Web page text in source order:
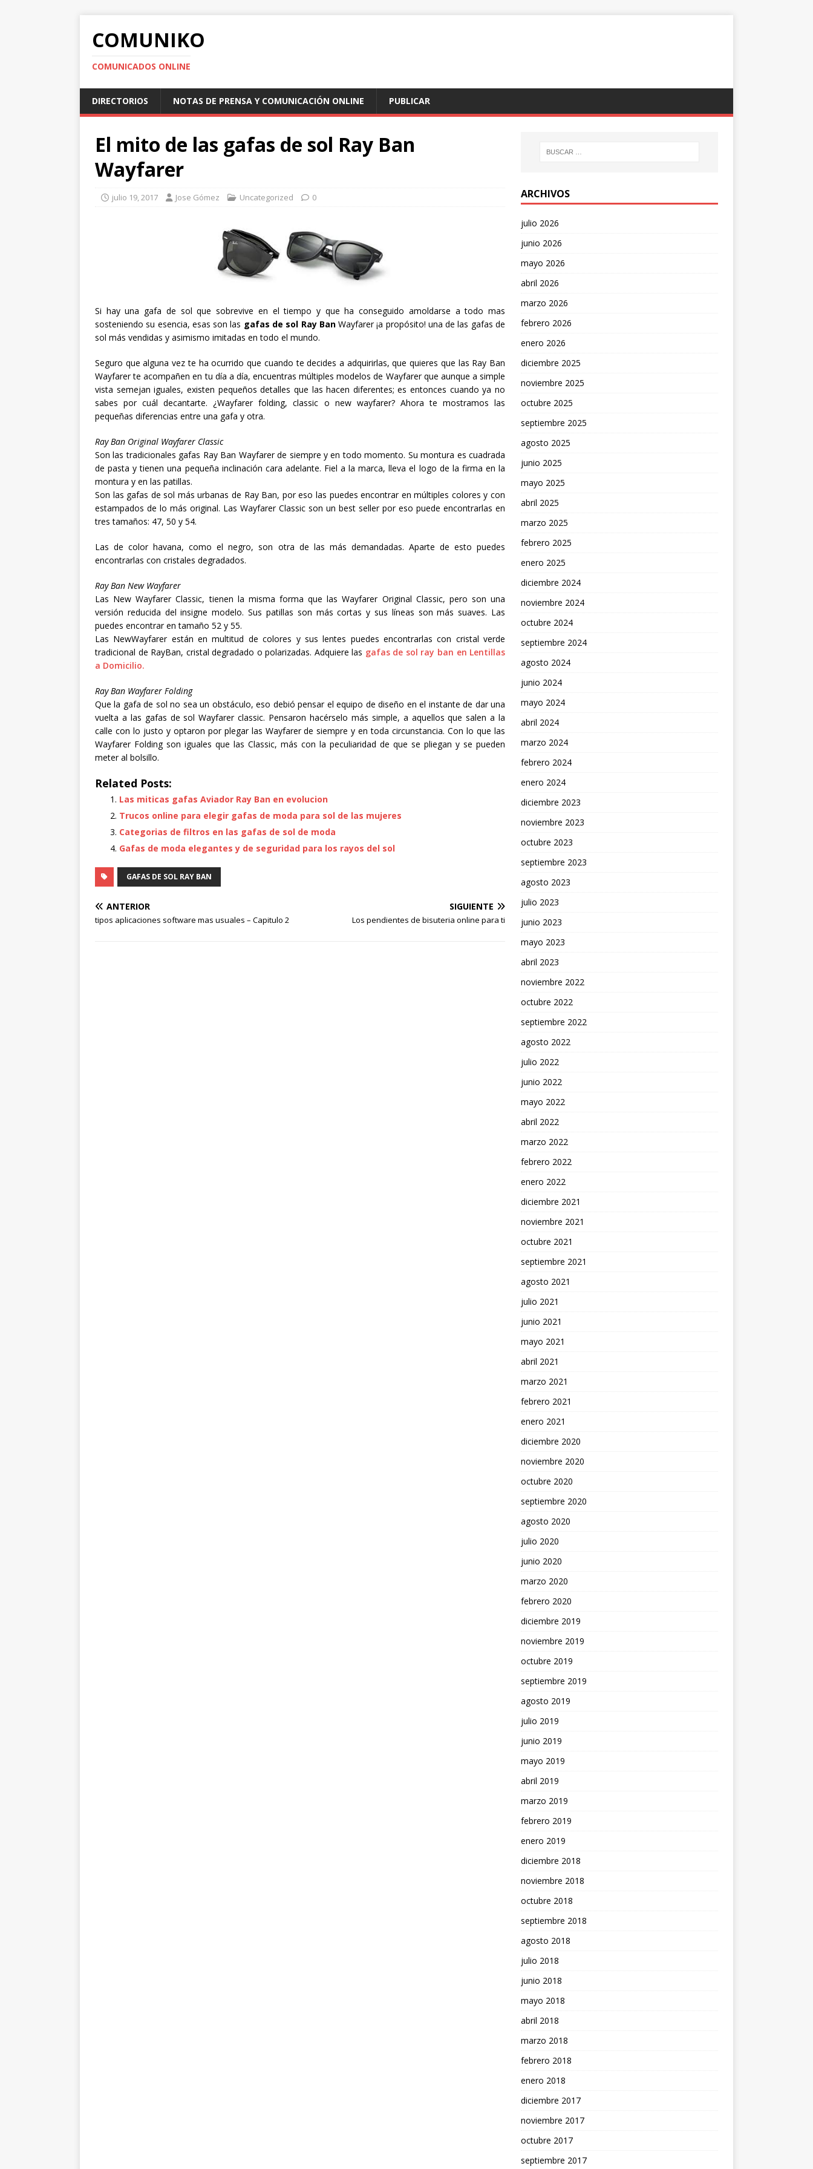
COMUNIKO
COMUNICADOS ONLINE
DIRECTORIOS NOTAS DE PRENSA Y COMUNICACIÓN ONLINE PUBLICAR
El mito de las gafas de sol Ray Ban
Wayfarer
julio 19, 2017 Jose Gómez Uncategorized 0
Si hay una gafa de sol que sobrevive en el tiempo y que ha conseguido amoldarse a todo mas
sosteniendo su esencia, esas son las gafas de sol Ray BanWayfarer ¡a propósito! una de las gafas de
sol más vendidas y asimismo imitadas en todo el mundo.
Seguro que alguna vez te ha ocurrido que cuando te decides a adquirirlas, que quieres que las Ray Ban
Wayfarer te acompañen en tu día a día, encuentras múltiples modelos de Wayfarer que aunque a simple
vista semejan iguales, existen pequeños detalles que las hacen diferentes; es entonces cuando ya no
sabes por cuál decantarte. ¿Wayfarer folding, classic o new wayfarer? Ahora te mostramos las
pequeñas diferencias entre una gafa y otra.
Ray Ban Original Wayfarer Classic
Son las tradicionales gafas Ray Ban Wayfarer de siempre y en todo momento. Su montura es cuadrada
de pasta y tienen una pequeña inclinación cara adelante. Fiel a la marca, lleva el logo de la firma en la
montura y en las patillas.
Son las gafas de sol más urbanas de Ray Ban, por eso las puedes encontrar en múltiples colores y con
estampados de lo más original. Las Wayfarer Classic son un best seller por eso puede encontrarlas en
tres tamaños: 47, 50 y 54.
Las de color havana, como el negro, son otra de las más demandadas. Aparte de esto puedes
encontrarlas con cristales degradados.
Ray Ban New Wayfarer
Las New Wayfarer Classic, tienen la misma forma que las Wayfarer Original Classic, pero son una
versión reducida del insigne modelo. Sus patillas son más cortas y sus líneas son más suaves. Las
puedes encontrar en tamaño 52 y 55.
Las NewWayfarer están en multitud de colores y sus lentes puedes encontrarlas con cristal verde
tradicional de RayBan, cristal degradado o polarizadas. Adquiere las gafas de sol ray ban en Lentillas
a Domicilio.
Ray Ban Wayfarer Folding
Que la gafa de sol no sea un obstáculo, eso debió pensar el equipo de diseño en el instante de dar una
vuelta a las gafas de sol Wayfarer classic. Pensaron hacérselo más simple, a aquellos que salen a la
calle con lo justo y optaron por plegar las Wayfarer de siempre y en toda circunstancia. Con lo que las
Wayfarer Folding son iguales que las Classic, más con la peculiaridad de que se pliegan y se pueden
meter al bolsillo.
Related Posts:
Las miticas gafas Aviador Ray Ban en evolucion
Trucos online para elegir gafas de moda para sol de las mujeres
Categorias de filtros en las gafas de sol de moda
Gafas de moda elegantes y de seguridad para los rayos del sol
GAFAS DE SOL RAY BAN
ANTERIOR
tipos aplicaciones software mas usuales – Capitulo 2
SIGUIENTE
Los pendientes de bisuteria online para ti
ARCHIVOS
julio 2026
junio 2026
mayo 2026
abril 2026
marzo 2026
febrero 2026
enero 2026
diciembre 2025
noviembre 2025
octubre 2025
septiembre 2025
agosto 2025
junio 2025
mayo 2025
abril 2025
marzo 2025
febrero 2025
enero 2025
diciembre 2024
noviembre 2024
octubre 2024
septiembre 2024
agosto 2024
junio 2024
mayo 2024
abril 2024
marzo 2024
febrero 2024
enero 2024
diciembre 2023
noviembre 2023
octubre 2023
septiembre 2023
agosto 2023
julio 2023
junio 2023
mayo 2023
abril 2023
noviembre 2022
octubre 2022
septiembre 2022
agosto 2022
julio 2022
junio 2022
mayo 2022
abril 2022
marzo 2022
febrero 2022
enero 2022
diciembre 2021
noviembre 2021
octubre 2021
septiembre 2021
agosto 2021
julio 2021
junio 2021
mayo 2021
abril 2021
marzo 2021
febrero 2021
enero 2021
diciembre 2020
noviembre 2020
octubre 2020
septiembre 2020
agosto 2020
julio 2020
junio 2020
marzo 2020
febrero 2020
diciembre 2019
noviembre 2019
octubre 2019
septiembre 2019
agosto 2019
julio 2019
junio 2019
mayo 2019
abril 2019
marzo 2019
febrero 2019
enero 2019
diciembre 2018
noviembre 2018
octubre 2018
septiembre 2018
agosto 2018
julio 2018
junio 2018
mayo 2018
abril 2018
marzo 2018
febrero 2018
enero 2018
diciembre 2017
noviembre 2017
octubre 2017
septiembre 2017